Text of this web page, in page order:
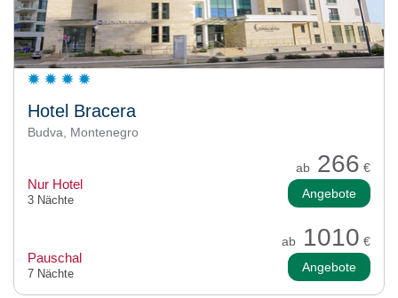
Hotel Bracera
Budva, Montenegro
ab 266 €
Nur Hotel
3 Nächte Angebote
ab 1010 €
Pauschal
7 Nächte Angebote